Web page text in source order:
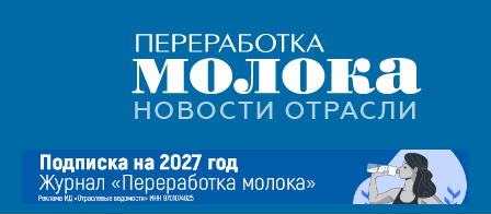
Переработка
молока
|
Новости